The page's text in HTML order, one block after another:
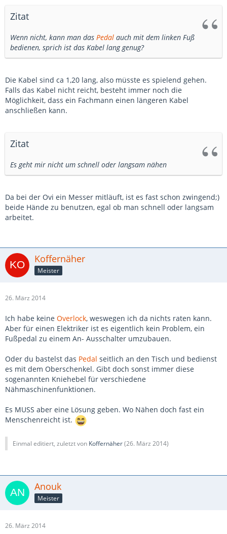
Zitat
Wenn nicht, kann man das Pedal auch mit dem linken Fuß
bedienen, sprich ist das Kabel lang genug?
Die Kabel sind ca 1,20 lang, also müsste es spielend gehen.
Falls das Kabel nicht reicht, besteht immer noch die
Möglichkeit, dass ein Fachmann einen längeren Kabel
anschließen kann.
Zitat
Es geht mir nicht um schnell oder langsam nähen
Da bei der Ovi ein Messer mitläuft, ist es fast schon zwingend;)
beide Hände zu benutzen, egal ob man schnell oder langsam
arbeitet.
Koffernäher
Meister
26. März 2014
Ich habe keine Overlock, weswegen ich da nichts raten kann.
Aber für einen Elektriker ist es eigentlich kein Problem, ein
Fußpedal zu einem An- Ausschalter umzubauen.
Oder du bastelst das Pedal seitlich an den Tisch und bedienst
es mit dem Oberschenkel. Gibt doch sonst immer diese
sogenannten Kniehebel für verschiedene
Nähmaschinenfunktionen.
Es MUSS aber eine Lösung geben. Wo Nähen doch fast ein
Menschenreicht ist.
Einmal editiert, zuletzt von Koffernäher(26. März 2014)
Anouk
Meister
26. März 2014